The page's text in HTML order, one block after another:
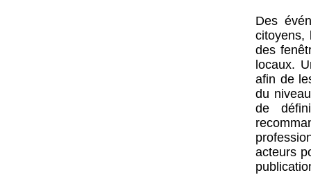
Des
citoyens,
des
locaux.
afin de
du
de
acteurs